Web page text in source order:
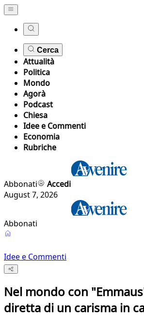
Cerca
Attualità
Politica
Mondo
Agorà
Podcast
Chiesa
Idee e Commenti
Economia
Rubriche
Abbonati
Accedi
August 7, 2026
Abbonati
Idee e Commenti
Nel mondo con
diretta di un carisma in